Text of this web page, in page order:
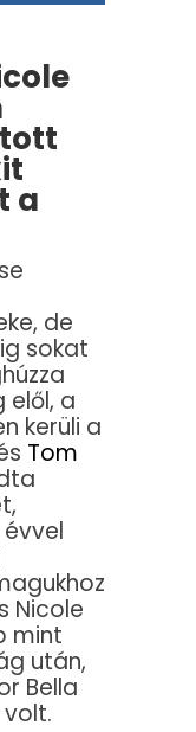
a
de
sokat
elől, a
kerüli a
Tom
Nicole
mint
után,
Bella